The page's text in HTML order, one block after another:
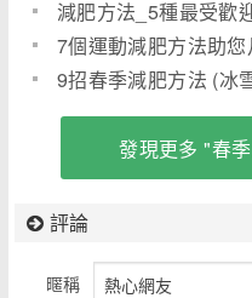
減肥方法_5種最受歡
7個運動減肥方法助
9招春季減肥方法 (冰
發現更多 "春
評論
暱稱